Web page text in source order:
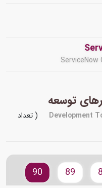
توسعه
Development
( تعداد
89
90